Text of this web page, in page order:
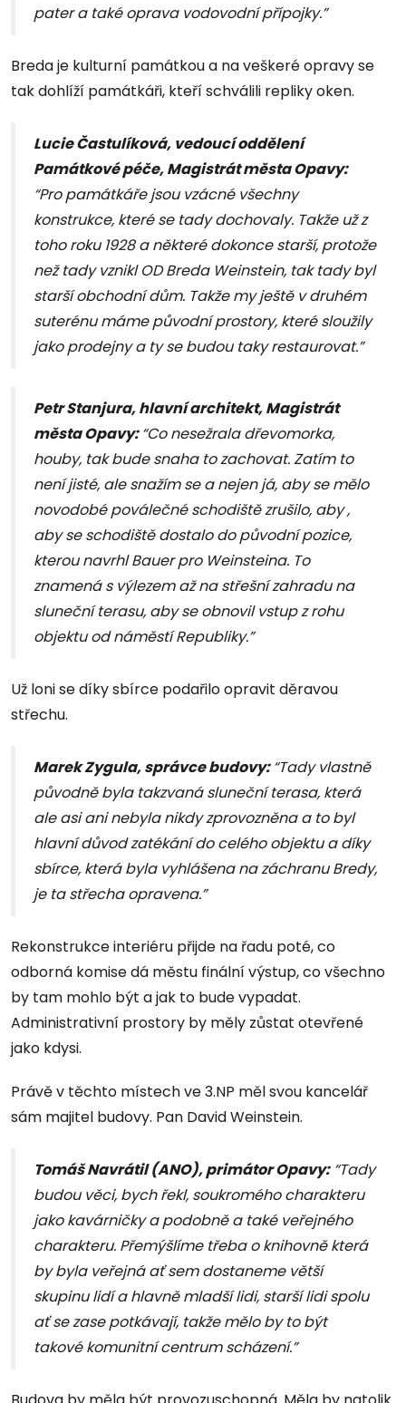
pater a také oprava vodovodní přípojky.”
Breda je kulturní památkou a na veškeré opravy se
tak dohlíží památkáři, kteří schválili repliky oken.
Lucie Častulíková, vedoucí oddělení
Památkové péče, Magistrát města Opavy:
“Pro památkáře jsou vzácné všechny
konstrukce, které se tady dochovaly. Takže už z
toho roku 1928 a některé dokonce starší, protože
než tady vznikl OD Breda Weinstein, tak tady byl
starší obchodní dům. Takže my ještě v druhém
suterénu máme původní prostory, které sloužily
jako prodejny a ty se budou taky restaurovat.”
Petr Stanjura, hlavní architekt, Magistrát
města Opavy:“Co nesežrala dřevomorka,
houby, tak bude snaha to zachovat. Zatím to
není jisté, ale snažím se a nejen já, aby se mělo
novodobé poválečné schodiště zrušilo, aby ,
aby se schodiště dostalo do původní pozice,
kterou navrhl Bauer pro Weinsteina. To
znamená s výlezem až na střešní zahradu na
sluneční terasu, aby se obnovil vstup z rohu
objektu od náměstí Republiky.”
Už loni se díky sbírce podařilo opravit děravou
střechu.
Marek Zygula, správce budovy:“Tady vlastně
původně byla takzvaná sluneční terasa, která
ale asi ani nebyla nikdy zprovozněna a to byl
hlavní důvod zatékání do celého objektu a díky
sbírce, která byla vyhlášena na záchranu Bredy,
je ta střecha opravena.”
Rekonstrukce interiéru přijde na řadu poté, co
odborná komise dá městu finální výstup, co všechno
by tam mohlo být a jak to bude vypadat.
Administrativní prostory by měly zůstat otevřené
jako kdysi.
Právě v těchto místech ve 3.NP měl svou kancelář
sám majitel budovy. Pan David Weinstein.
Tomáš Navrátil (ANO), primátor Opavy:“Tady
budou věci, bych řekl, soukromého charakteru
jako kavárničky a podobně a také veřejného
charakteru. Přemýšlíme třeba o knihovně která
by byla veřejná ať sem dostaneme větší
skupinu lidí a hlavně mladší lidi, starší lidi spolu
ať se zase potkávají, takže mělo by to být
takové komunitní centrum scházení.”